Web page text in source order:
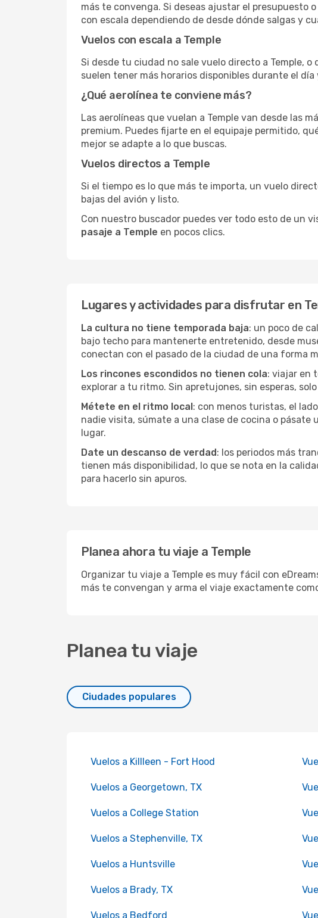
más te convenga. Si deseas ajustar el presupuesto
con escala dependiendo de desde dónde salgas y
Vuelos con escala a Temple
Si desde tu ciudad no sale vuelo directo a Temple,
suelen tener más horarios disponibles durante el
¿Qué aerolínea te conviene más?
Las aerolíneas que vuelan a Temple van desde las
premium. Puedes fijarte en el equipaje permitido,
mejor se adapte a lo que buscas.
Vuelos directos a Temple
Si el tiempo es lo que más te importa, un vuelo
bajas del avión y listo.
Con nuestro buscador puedes ver todo esto de un
pasaje a Temple en pocos clics.
Lugares y actividades para disfrutar en
La cultura no tiene temporada baja: un poco de
bajo techo para mantenerte entretenido, desde
conectan con el pasado de la ciudad de una forma
Los rincones escondidos no tienen cola: viajar en
explorar a tu ritmo. Sin apretujones, sin esperas,
Métete en el ritmo local: con menos turistas, el
nadie visita, súmate a una clase de cocina o
lugar.
Date un descanso de verdad: los periodos más
tienen más disponibilidad, lo que se nota en la
para hacerlo sin apuros.
Planea ahora tu viaje a Temple
Organizar tu viaje a Temple es muy fácil con
más te convengan y arma el viaje exactamente
Planea tu viaje
Ciudades populares
Vuelos a Killleen - Fort Hood
Vuelos a Georgetown, TX
Vuelos a College Station
Vuelos a Stephenville, TX
Vuelos a Huntsville
Vuelos a Brady, TX
Vuelos a Bedford